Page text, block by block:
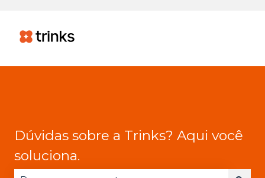
Dúvidas sobre a Trinks? Aqui você
soluciona.